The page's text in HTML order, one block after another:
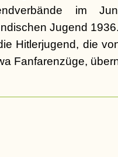
im
Jugend
Hitlerjugend, die
Fanfarenzüge,